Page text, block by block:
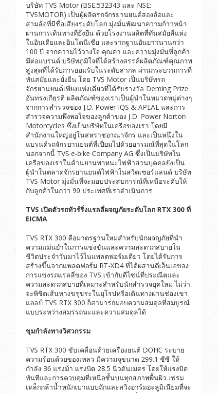
บริษัท TVS Motor (BSE:532343 และ NSE:
TVSMOTOR) เป็นผู้ผลิตรถจักรยานยนต์สองล้อและ
สามล้อที่มีชื่อเสียงระดับโลก มุ่งมั่นพัฒนาความก้าวหน้า
ผ่านการเดินทางที่ยั่งยืน ด้วยโรงงานผลิตที่ทันสมัยสี่แห่ง
ในอินเดียและอินโดนีเซีย และรากฐานอันยาวนานกว่า
100 ปี จากความไว้วางใจ คุณค่า และความมุ่งมั่นที่ลูกค้า
มีต่อแบรนด์ บริษัทภูมิใจที่ได้สร้างสรรค์ผลิตภัณฑ์คุณภาพ
สูงสุดที่ได้รับการยอมรับในระดับสากล ผ่านกระบวนการที่
ทันสมัยและยั่งยืน โดย TVS Motor เป็นบริษัทรถ
จักรยานยนต์เพียงแห่งเดียวที่ได้รับรางวัล Deming Prize
อันทรงเกียรติ ผลิตภัณฑ์ของเราเป็นผู้นำในหมวดหมู่ต่างๆ
จากการสำรวจของ J.D. Power IQS & APEAL และการ
สำรวจความพึงพอใจของลูกค้าของ J.D. Power Norton
Motorcycles ซึ่งเป็นบริษัทในเครือของเรา โดยมี
สำนักงานใหญ่อยู่ในสหราชอาณาจักร และเป็นหนึ่งใน
แบรนด์รถจักรยานยนต์ที่เปี่ยมไปด้วยอารมณ์ที่สุดในโลก
นอกจากนี้ TVS e-bike Company AG ซึ่งเป็นบริษัทใน
เครือของเราในด้านยานพาหนะไฟฟ้าส่วนบุคคลยังเป็น
ผู้นำในตลาดจักรยานยนต์ไฟฟ้าในสวิตเซอร์แลนด์ บริษัท
TVS Motor มุ่งมั่นที่จะมอบประสบการณ์ที่เหนือระดับให้
กับลูกค้าในกว่า 90 ประเทศที่เราดำเนินการ
TVS เปิดตัวรถทัวร์ริ่งแรลลี่ผจญภัยระดับโลกRTX 300 ที่
EICMA
TVS RTX 300 คือมาตรฐานใหม่สำหรับนักผจญภัยที่นำ
ความแม่นยำในการแข่งขันและความสะดวกสบายใน
ชีวิตประจำวันมาไว้ในแพลตฟอร์มเดียว โดยได้รับการ
สร้างขึ้นจากแพลตฟอร์ม RT-XD4 ที่ได้ผสานดีเอ็นเอของ
การแข่งรถแรลลี่ของ TVS เข้ากับดีไซน์ที่ประณีตและ
ความสะดวกสบายที่เหมาะสำหรับนักสำรวจยุคใหม่ ไม่ว่า
จะพิชิตเส้นทางขรุขระในยุโรปหรือเดินทางผ่านช่องเขา
แอลป์ TVS RTX 300 ก็สามารถมอบความสมดุลที่สมบูรณ์
แบบระหว่างสมรรถนะและความสมดุลได้
ขุมกำลังทางวิศวกรรม
TVS RTX 300 ขับเคลื่อนด้วยเครื่องยนต์ DOHC ระบาย
ความร้อนด้วยของเหลว มีความจุขนาด 299.1 ซีซี ให้
กำลัง 36 แรงม้า แรงบิด 28.5 นิวตันเมตร โดยให้แรงบิด
ทันทีและการควบคุมที่เหนือชั้นบนทุกสภาพพื้นผิว เฟรม
เหล็กกล้าน้ำหนักเบาแบบถักและสวิงอาร์มอะลูมิเนียมที่จะ